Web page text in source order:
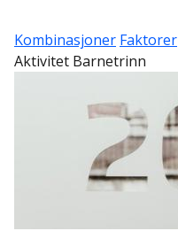
Kombinasjoner Faktorer
Aktivitet Barnetrinn